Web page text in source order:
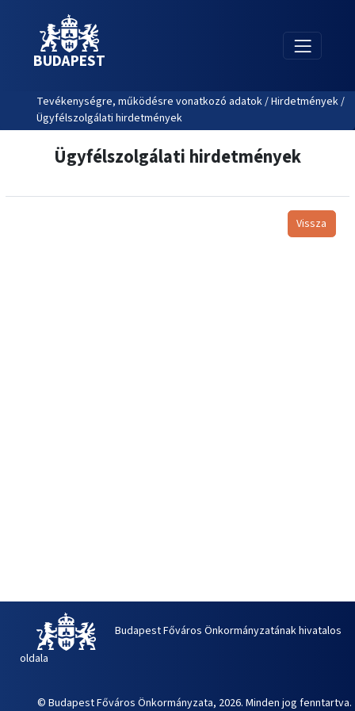
BUDAPEST
Tevékenységre, működésre vonatkozó adatok / Hirdetmények /
Ügyfélszolgálati hirdetmények
Ügyfélszolgálati hirdetmények
Vissza
Budapest Főváros Önkormányzatának hivatalos
oldala
© Budapest Főváros Önkormányzata, 2026. Minden jog fenntartva.